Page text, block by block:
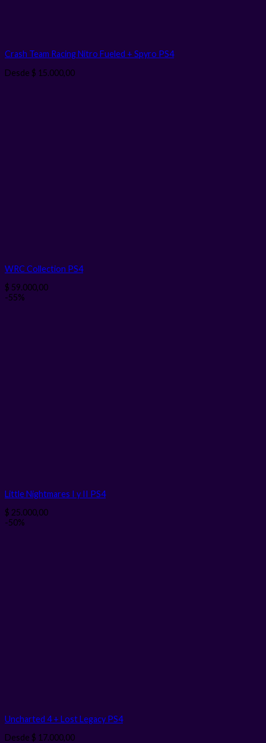
Crash Team Racing Nitro Fueled + Spyro PS4
Desde $ 15.000,00
WRC Collection PS4
$ 59.000,00
-55%
Little Nightmares I y II PS4
$ 25.000,00
-50%
Uncharted 4 + Lost Legacy PS4
Desde $ 17.000,00